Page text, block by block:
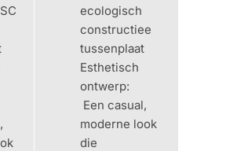
ecologisch
constructiee
tussenplaat
Esthetisch
ontwerp:
Een casual,
moderne look
die